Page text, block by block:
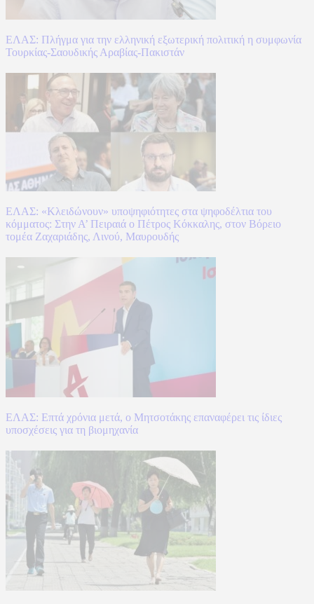
ΕΛΑΣ: Πλήγμα για την ελληνική εξωτερική πολιτική η συμφωνία
Τουρκίας-Σαουδικής Αραβίας-Πακιστάν
ΕΛΑΣ: «Κλειδώνουν» υποψηφιότητες στα ψηφοδέλτια του
κόμματος: Στην Α’ Πειραιά ο Πέτρος Κόκκαλης, στον Βόρειο
τομέα Ζαχαριάδης, Λινού, Μαυρουδής
ΕΛΑΣ: Επτά χρόνια μετά, ο Μητσοτάκης επαναφέρει τις ίδιες
υποσχέσεις για τη βιομηχανία